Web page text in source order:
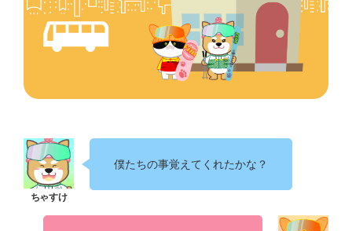
僕たちの事覚えてくれたかな？